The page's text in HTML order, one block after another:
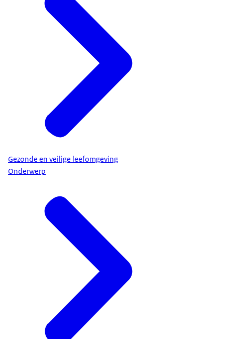
Gezonde en veilige leefomgeving
Onderwerp